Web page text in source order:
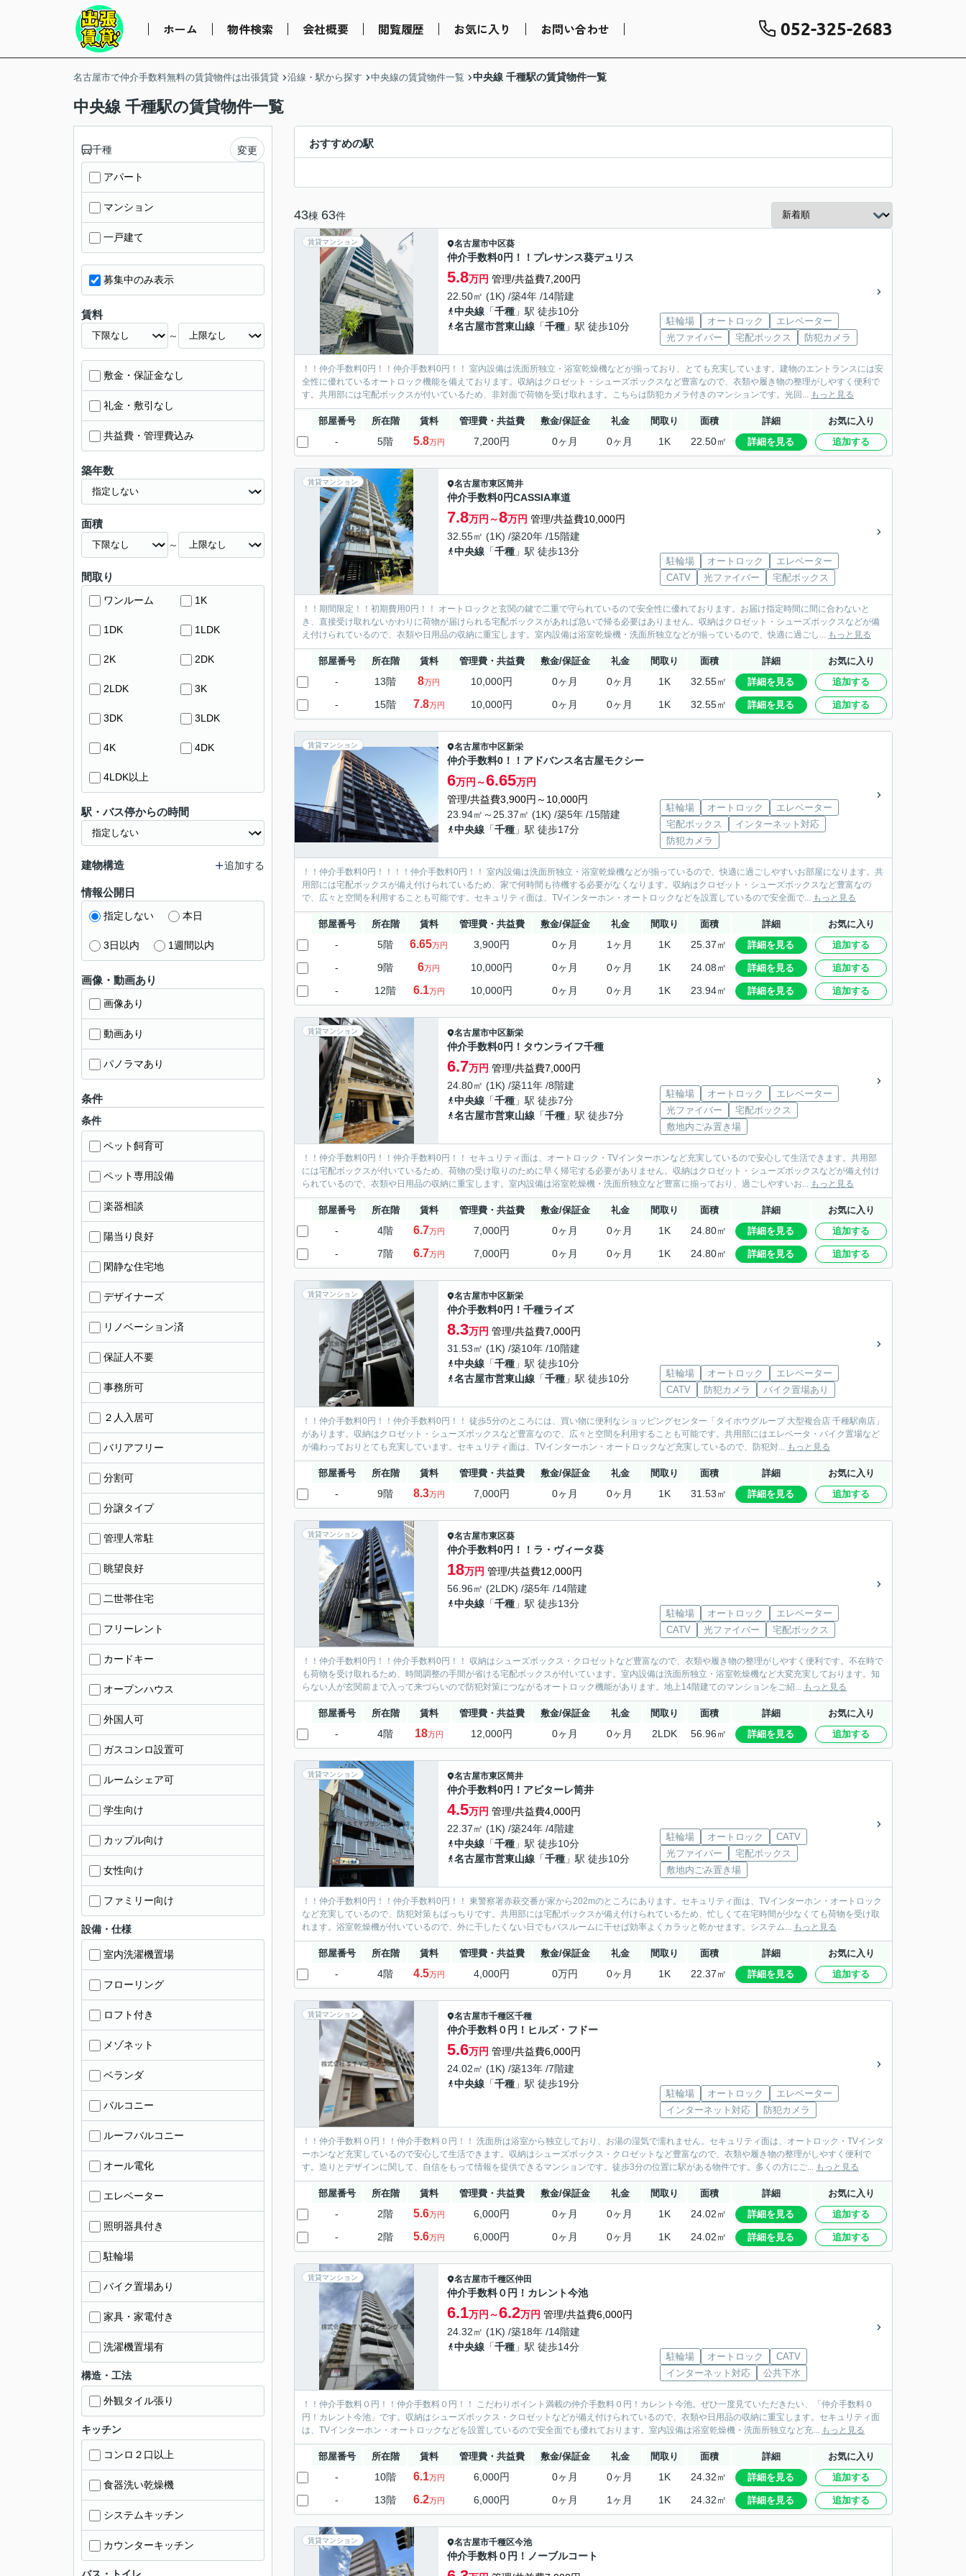
ホーム 物件検索 会社概要 閲覧履歴 お気に入り お問い合わせ 052-325-2683
名古屋市で仲介手数料無料の賃貸物件は出張賃貸 沿線・駅から探す 中央線の賃貸物件一覧 中央線 千種駅の賃貸物件一覧
中央線 千種駅の賃貸物件一覧
おすすめの駅
43棟 63件
賃貸マンション 名古屋市中区葵
仲介手数料0円！！プレサンス葵デュリス
5.8万円 管理/共益費7,200円
22.50㎡ (1K) /築4年 /14階建
中央線 「千種 」駅 徒歩10分
名古屋市営東山線 「千種 」駅 徒歩10分 駐輪場 オートロック
エレベーター
光ファイバー
宅配ボックス 防犯カメラ
！！仲介手数料0円！！仲介手数料0円！！ 室内設備は洗面所独立・浴室乾燥機などが揃っており、とても充実しています。建物のエントランスには安
全性に優れているオートロック機能を備えております。収納はクロゼット・シューズボックスなど豊富なので、衣類や履き物の整理がしやすく便利で
す。共用部には宅配ボックスが付いているため、非対面で荷物を受け取れます。こちらは防犯カメラ付きのマンションです。光回... もっと見る
部屋番号 所在階 賃料 管理費・共益費 敷金/保証金 礼金 間取り 面積 詳細 お気に入り
- 5階 5.8万円 7,200円 0ヶ月 0ヶ月 1K 22.50㎡ 詳細を見る 追加する
賃貸マンション 名古屋市東区筒井
仲介手数料0円CASSIA車道
7.8万円～8万円 管理/共益費10,000円
32.55㎡ (1K) /築20年 /15階建
中央線 「千種 」駅 徒歩13分
駐輪場 オートロック
エレベーター
CATV
光ファイバー 宅配ボックス
！！期間限定！！初期費用0円！！ オートロックと玄関の鍵で二重で守られているので安全性に優れております。お届け指定時間に間に合わないと
き、直接受け取れないかわりに荷物が届けられる宅配ボックスがあれば急いで帰る必要はありません。収納はクロゼット・シューズボックスなどが備
え付けられているので、衣類や日用品の収納に重宝します。室内設備は浴室乾燥機・洗面所独立などが揃っているので、快適に過ごし... もっと見る
部屋番号 所在階 賃料 管理費・共益費 敷金/保証金 礼金 間取り 面積 詳細 お気に入り
- 13階 8万円 10,000円 0ヶ月 0ヶ月 1K 32.55㎡ 詳細を見る 追加する
- 15階 7.8万円 10,000円 0ヶ月 0ヶ月 1K 32.55㎡ 詳細を見る 追加する
賃貸マンション 名古屋市中区新栄
仲介手数料0！！アドバンス名古屋モクシー
6万円～6.65万円
管理/共益費3,900円～10,000円
23.94㎡～25.37㎡ (1K) /築5年 /15階建
中央線 「千種 」駅 徒歩17分
駐輪場 オートロック
エレベーター
宅配ボックス
インターネット対応
防犯カメラ
！！仲介手数料0円！！！！仲介手数料0円！！ 室内設備は洗面所独立・浴室乾燥機などが揃っているので、快適に過ごしやすいお部屋になります。共
用部には宅配ボックスが備え付けられているため、家で何時間も待機する必要がなくなります。収納はクロゼット・シューズボックスなど豊富なの
で、広々と空間を利用することも可能です。セキュリティ面は、TVインターホン・オートロックなどを設置しているので安全面で... もっと見る
部屋番号 所在階 賃料 管理費・共益費 敷金/保証金 礼金 間取り 面積 詳細 お気に入り
- 5階 6.65万円 3,900円 0ヶ月 1ヶ月 1K 25.37㎡ 詳細を見る 追加する
- 9階 6万円 10,000円 0ヶ月 0ヶ月 1K 24.08㎡ 詳細を見る 追加する
- 12階 6.1万円 10,000円 0ヶ月 0ヶ月 1K 23.94㎡ 詳細を見る 追加する
賃貸マンション 名古屋市中区新栄
仲介手数料0円！タウンライフ千種
6.7万円 管理/共益費7,000円
24.80㎡ (1K) /築11年 /8階建
中央線 「千種 」駅 徒歩7分
名古屋市営東山線 「千種 」駅 徒歩7分
駐輪場 オートロック
エレベーター
光ファイバー
宅配ボックス
敷地内ごみ置き場
！！仲介手数料0円！！仲介手数料0円！！ セキュリティ面は、オートロック・TVインターホンなど充実しているので安心して生活できます。共用部
には宅配ボックスが付いているため、荷物の受け取りのために早く帰宅する必要がありません。収納はクロゼット・シューズボックスなどが備え付け
られているので、衣類や日用品の収納に重宝します。室内設備は浴室乾燥機・洗面所独立など豊富に揃っており、過ごしやすいお... もっと見る
部屋番号 所在階 賃料 管理費・共益費 敷金/保証金 礼金 間取り 面積 詳細 お気に入り
- 4階 6.7万円 7,000円 0ヶ月 0ヶ月 1K 24.80㎡ 詳細を見る 追加する
- 7階 6.7万円 7,000円 0ヶ月 0ヶ月 1K 24.80㎡ 詳細を見る 追加する
賃貸マンション 名古屋市中区新栄
仲介手数料0円！千種ライズ
8.3万円 管理/共益費7,000円
31.53㎡ (1K) /築10年 /10階建
中央線 「千種 」駅 徒歩10分
名古屋市営東山線 「千種 」駅 徒歩10分 駐輪場 オートロック
エレベーター
CATV
防犯カメラ バイク置場あり
！！仲介手数料0円！！仲介手数料0円！！ 徒歩5分のところには、買い物に便利なショッピングセンター「タイホウグループ 大型複合店 千種駅南店」
があります。収納はクロゼット・シューズボックスなど豊富なので、広々と空間を利用することも可能です。共用部にはエレベータ・バイク置場など
が備わっておりとても充実しています。セキュリティ面は、TVインターホン・オートロックなど充実しているので、防犯対... もっと見る
部屋番号 所在階 賃料 管理費・共益費 敷金/保証金 礼金 間取り 面積 詳細 お気に入り
- 9階 8.3万円 7,000円 0ヶ月 0ヶ月 1K 31.53㎡ 詳細を見る 追加する
賃貸マンション 名古屋市東区葵
仲介手数料0円！！ラ・ヴィータ葵
18万円 管理/共益費12,000円
56.96㎡ (2LDK) /築5年 /14階建
中央線 「千種 」駅 徒歩13分
駐輪場 オートロック
エレベーター
CATV
光ファイバー 宅配ボックス
！！仲介手数料0円！！仲介手数料0円！！ 収納はシューズボックス・クロゼットなど豊富なので、衣類や履き物の整理がしやすく便利です。不在時で
も荷物を受け取れるため、時間調整の手間が省ける宅配ボックスが付いています。室内設備は洗面所独立・浴室乾燥機など大変充実しております。知
らない人が玄関前まで入って来づらいので防犯対策につながるオートロック機能があります。地上14階建てのマンションをご紹... もっと見る
部屋番号 所在階 賃料 管理費・共益費 敷金/保証金 礼金 間取り 面積 詳細 お気に入り
- 4階 18万円 12,000円 0ヶ月 0ヶ月 2LDK 56.96㎡ 詳細を見る 追加する
賃貸マンション 名古屋市東区筒井
仲介手数料0円！アビターレ筒井
4.5万円 管理/共益費4,000円
22.37㎡ (1K) /築24年 /4階建
中央線 「千種 」駅 徒歩10分
名古屋市営東山線 「千種 」駅 徒歩10分
駐輪場 オートロック
CATV
光ファイバー
宅配ボックス
敷地内ごみ置き場
！！仲介手数料0円！！仲介手数料0円！！ 東警察署赤萩交番が家から202mのところにあります。セキュリティ面は、TVインターホン・オートロック
など充実しているので、防犯対策もばっちりです。共用部には宅配ボックスが備え付けられているため、忙しくて在宅時間が少なくても荷物を受け取
れます。浴室乾燥機が付いているので、外に干したくない日でもバスルームに干せば効率よくカラッと乾かせます。システム... もっと見る
部屋番号 所在階 賃料 管理費・共益費 敷金/保証金 礼金 間取り 面積 詳細 お気に入り
- 4階 4.5万円 4,000円 0万円 0ヶ月 1K 22.37㎡ 詳細を見る 追加する
賃貸マンション 名古屋市千種区千種
仲介手数料０円！ヒルズ・フドー
5.6万円 管理/共益費6,000円
24.02㎡ (1K) /築13年 /7階建
中央線 「千種 」駅 徒歩19分
駐輪場 オートロック
エレベーター
インターネット対応
防犯カメラ
！！仲介手数料０円！！仲介手数料０円！！ 洗面所は浴室から独立しており、お湯の湿気で濡れません。セキュリティ面は、オートロック・TVインタ
ーホンなど充実しているので安心して生活できます。収納はシューズボックス・クロゼットなど豊富なので、衣類や履き物の整理がしやすく便利で
す。造りとデザインに関して、自信をもって情報を提供できるマンションです。徒歩3分の位置に駅がある物件です。多くの方にご... もっと見る
部屋番号 所在階 賃料 管理費・共益費 敷金/保証金 礼金 間取り 面積 詳細 お気に入り
- 2階 5.6万円 6,000円 0ヶ月 0ヶ月 1K 24.02㎡ 詳細を見る 追加する
- 2階 5.6万円 6,000円 0ヶ月 0ヶ月 1K 24.02㎡ 詳細を見る 追加する
賃貸マンション 名古屋市千種区仲田
仲介手数料０円！カレント今池
6.1万円～6.2万円 管理/共益費6,000円
24.32㎡ (1K) /築18年 /14階建
中央線 「千種 」駅 徒歩14分
駐輪場 オートロック
CATV
インターネット対応
公共下水
！！仲介手数料０円！！仲介手数料０円！！ こだわりポイント満載の仲介手数料０円！カレント今池。ぜひ一度見ていただきたい、「仲介手数料０
円！カレント今池」です。収納はシューズボックス・クロゼットなどが備え付けられているので、衣類や日用品の収納に重宝します。セキュリティ面
は、TVインターホン・オートロックなどを設置しているので安全面でも優れております。室内設備は浴室乾燥機・洗面所独立など充... もっと見る
部屋番号 所在階 賃料 管理費・共益費 敷金/保証金 礼金 間取り 面積 詳細 お気に入り
- 10階 6.1万円 6,000円 0ヶ月 0ヶ月 1K 24.32㎡ 詳細を見る 追加する
- 13階 6.2万円 6,000円 0ヶ月 1ヶ月 1K 24.32㎡ 詳細を見る 追加する
賃貸マンション 名古屋市千種区今池
仲介手数料０円！ノーブルコート
千種 変更
アパート
マンション
一戸建て
募集中のみ表示
賃料
～
敷金・保証金なし
礼金・敷引なし
共益費・管理費込み
築年数
面積
～
間取り
ワンルーム 1K
1DK 1LDK
2K 2DK
2LDK 3K
3DK 3LDK
4K 4DK
4LDK以上
駅・バス停からの時間
建物構造 追加する
情報公開日
指定しない 本日
3日以内 1週間以内
画像・動画あり
画像あり
動画あり
パノラマあり
条件
条件
ペット飼育可
ペット専用設備
楽器相談
陽当り良好
閑静な住宅地
デザイナーズ
リノベーション済
保証人不要
事務所可
２人入居可
バリアフリー
分割可
分譲タイプ
管理人常駐
眺望良好
二世帯住宅
フリーレント
カードキー
オープンハウス
外国人可
ガスコンロ設置可
ルームシェア可
学生向け
カップル向け
女性向け
ファミリー向け
設備・仕様
室内洗濯機置場
フローリング
ロフト付き
メゾネット
ベランダ
バルコニー
ルーフバルコニー
オール電化
エレベーター
照明器具付き
駐輪場
バイク置場あり
家具・家電付き
洗濯機置場有
構造・工法
外観タイル張り
キッチン
コンロ２口以上
食器洗い乾燥機
システムキッチン
カウンターキッチン